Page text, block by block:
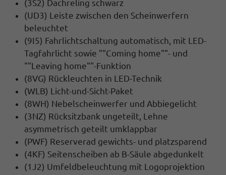
(3S2) Dachreling schwarz
(UD3) Leiste zwischen den Scheinwerfern
beleuchtet
(9I5) Fahrlichtschaltung automatisch, mit LED-
Tagfahrlicht sowie ""Coming home""- und
""Leaving home""-Funktion
(8VG) Rückleuchten in LED-Technik
(WLB) Licht-und-Sicht-Paket
(8WH) Nebelscheinwerfer und Abbiegelicht
(3NZ) Rücksitzbank ungeteilt, Lehne
asymmetrisch geteilt umklappbar
(PWF) Reserverad gewichts- und platzsparend
(4KF) Seitenscheiben ab B-Säule abgedunkelt
(1J2) Umfeldbeleuchtung mit Logoprojektion